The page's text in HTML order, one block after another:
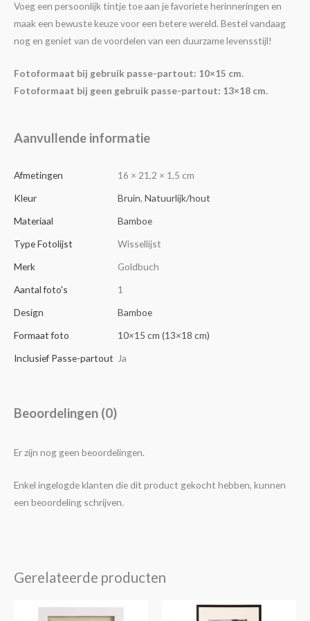
Voeg een persoonlijk tintje toe aan je favoriete herinneringen en
maak een bewuste keuze voor een betere wereld. Bestel vandaag
nog en geniet van de voordelen van een duurzame levensstijl!
Fotoformaat bij gebruik passe-partout: 10×15 cm.
Fotoformaat bij geen gebruik passe-partout: 13×18 cm.
Aanvullende informatie
Afmetingen
16 × 21,2 × 1,5 cm
Kleur
Bruin, Natuurlijk/hout
Materiaal
Bamboe
Type Fotolijst
Wissellijst
Merk
Goldbuch
Aantal foto's
1
Design
Bamboe
Formaat foto
10×15 cm (13×18 cm)
Inclusief Passe-partout Ja
Beoordelingen (0)
Er zijn nog geen beoordelingen.
Enkel ingelogde klanten die dit product gekocht hebben, kunnen
een beoordeling schrijven.
Gerelateerde producten
€5,95
Dit